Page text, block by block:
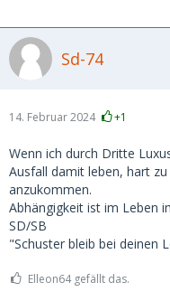
Sd-74
14. Februar 2024 +1
Wenn ich durch Dritte
Ausfall damit leben, hart
anzukommen.
Abhängigkeit ist im Leben
SD/SB
"Schuster bleib bei deinen
Elleon64 gefällt das.